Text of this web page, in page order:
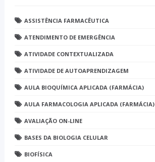
ASSISTÊNCIA FARMACÊUTICA
ATENDIMENTO DE EMERGÊNCIA
ATIVIDADE CONTEXTUALIZADA
ATIVIDADE DE AUTOAPRENDIZAGEM
AULA BIOQUÍMICA APLICADA (FARMÁCIA)
AULA FARMACOLOGIA APLICADA (FARMÁCIA)
AVALIAÇÃO ON-LINE
BASES DA BIOLOGIA CELULAR
BIOFÍSICA